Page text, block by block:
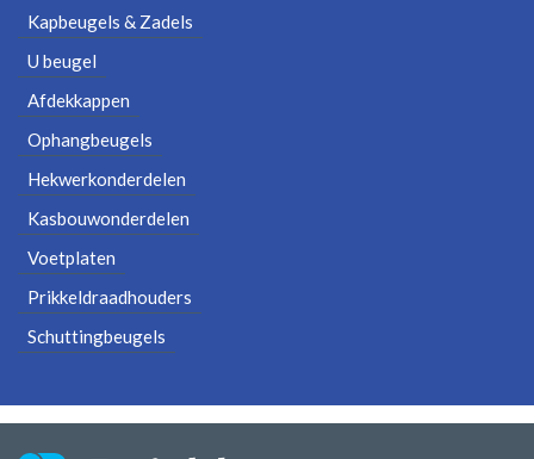
Kapbeugels & Zadels
U beugel
Afdekkappen
Ophangbeugels
Hekwerkonderdelen
Kasbouwonderdelen
Voetplaten
Prikkeldraadhouders
Schuttingbeugels